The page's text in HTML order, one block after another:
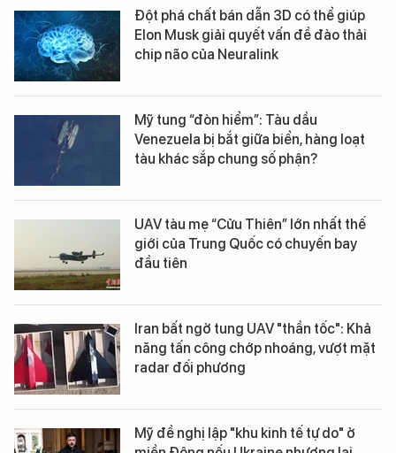
Đột phá chất bán dẫn 3D có thể giúp
Elon Musk giải quyết vấn đề đào thải
chip não của Neuralink
Mỹ tung “đòn hiểm”: Tàu dầu
Venezuela bị bắt giữa biển, hàng loạt
tàu khác sắp chung số phận?
UAV tàu mẹ “Cửu Thiên” lớn nhất thế
giới của Trung Quốc có chuyến bay
đầu tiên
Iran bất ngờ tung UAV "thần tốc": Khả
năng tấn công chớp nhoáng, vượt mặt
radar đối phương
Mỹ đề nghị lập "khu kinh tế tự do" ở